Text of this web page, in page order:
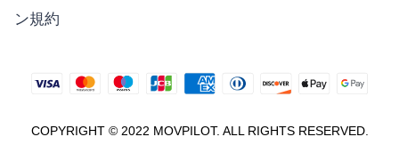
ン規約
COPYRIGHT © 2022 MOVPILOT. ALL RIGHTS RESERVED.